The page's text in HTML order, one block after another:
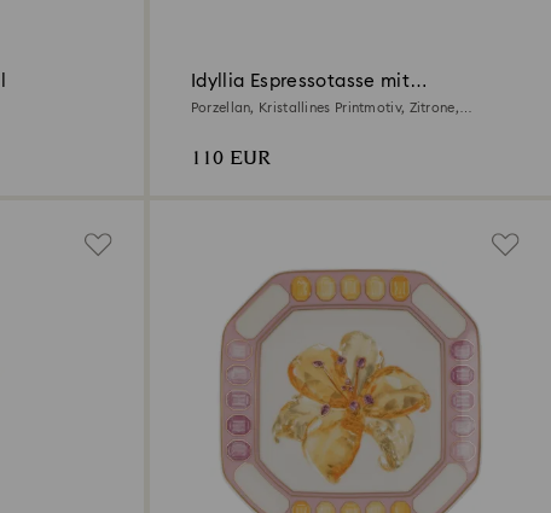
Idyllia Espressotasse mit
Untertasse
Porzellan, Kristallines Printmotiv, Zitrone,
110 EUR